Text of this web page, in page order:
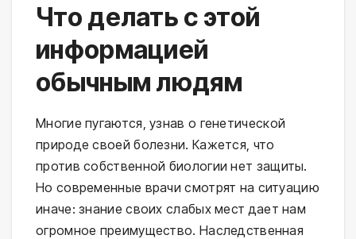
Что делать с этой
информацией
обычным людям
Многие пугаются, узнав о генетической
природе своей болезни. Кажется, что
против собственной биологии нет защиты.
Но современные врачи смотрят на ситуацию
иначе: знание своих слабых мест дает нам
огромное преимущество. Наследственная